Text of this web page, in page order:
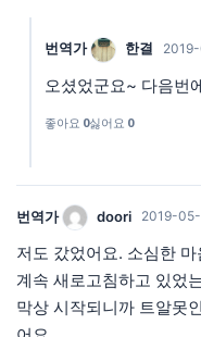
번역가 한결
오셨었군요~ 다음번
좋아요 0싫어요 0
번역가 doori 2019-05-
저도 갔었어요. 소심한
계속 새로고침하고 있었
막상 시작되니까 트알못